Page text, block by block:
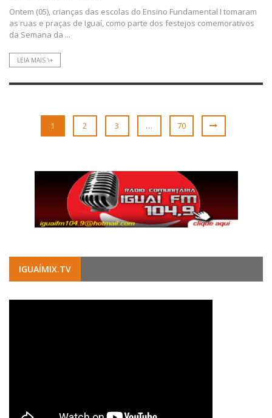
Ontem (05), crianças das escolas do Ensino Fundamental I tomaram
as ruas e praças de Iguaí, como parte dos festejos comemorativos
da Semana da ...
LEIA MAIS \+
1 2 3 … 70
IGUAÍMIX.TV